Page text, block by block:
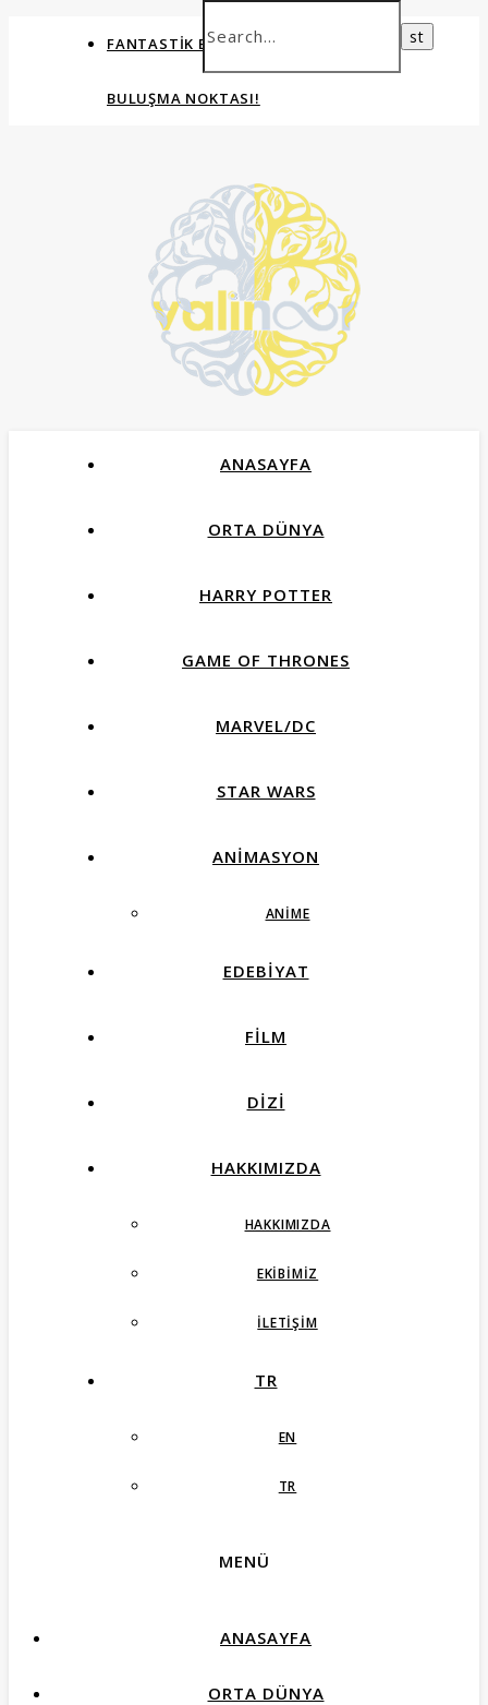
FANTASTIK EVRENLERIN ORTAK
BULUŞMA NOKTASI!
ANASAYFA
ORTA DÜNYA
HARRY POTTER
GAME OF THRONES
MARVEL/DC
STAR WARS
ANIMASYON
ANIME
EDEBIYAT
FILM
DIZI
HAKKIMIZDA
HAKKIMIZDA
EKIBIMIZ
İLETIŞIM
TR
EN
TR
MENÜ
ANASAYFA
ORTA DÜNYA